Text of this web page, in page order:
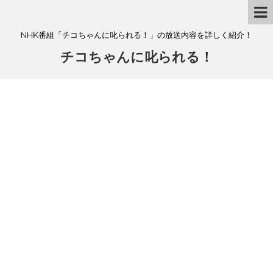
NHK番組「チコちゃんに叱られる！」の放送内容を詳しく紹介！
チコちゃんに叱られる！